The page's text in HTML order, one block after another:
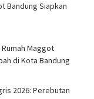
Bandung Siapkan
Maggot
di Kota Bandung
2026: Perebutan